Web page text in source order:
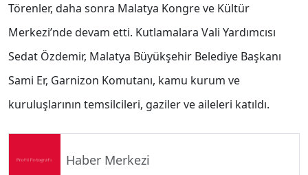
Törenler, daha sonra Malatya Kongre ve Kültür
Merkezi’nde devam etti. Kutlamalara Vali Yardımcısı
Sedat Özdemir, Malatya Büyükşehir Belediye Başkanı
Sami Er, Garnizon Komutanı, kamu kurum ve
kuruluşlarının temsilcileri, gaziler ve aileleri katıldı.
Haber Merkezi